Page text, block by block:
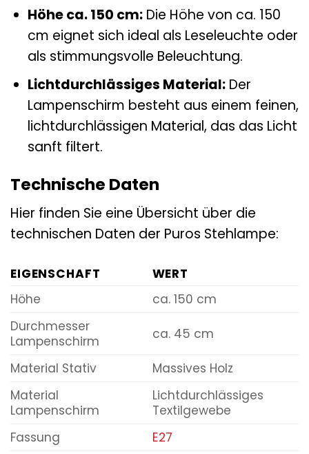
Höhe ca. 150 cm:Die Höhe von ca. 150
cm eignet sich ideal als Leseleuchte oder
als stimmungsvolle Beleuchtung.
Lichtdurchlässiges Material:Der
Lampenschirm besteht aus einem feinen,
lichtdurchlässigen Material, das das Licht
sanft filtert.
Technische Daten
Hier finden Sie eine Übersicht über die
technischen Daten der Puros Stehlampe:
EIGENSCHAFT
WERT
Höhe
ca. 150 cm
Durchmesser
Lampenschirm
ca. 45 cm
Material Stativ
Massives Holz
Material
Lampenschirm
Lichtdurchlässiges
Textilgewebe
Fassung
E27